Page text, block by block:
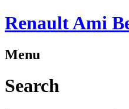
Renault Ami
Menu
Search